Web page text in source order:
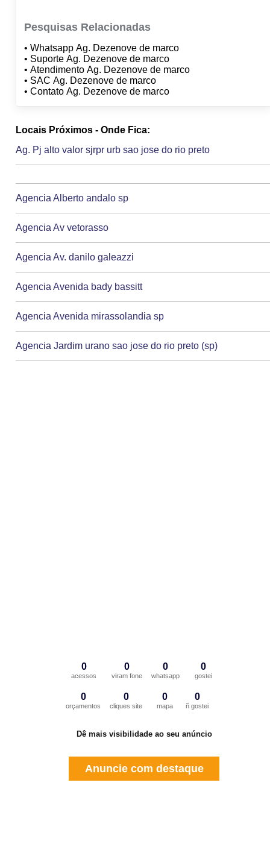
Pesquisas Relacionadas
• Whatsapp Ag. Dezenove de marco
• Suporte Ag. Dezenove de marco
• Atendimento Ag. Dezenove de marco
• SAC Ag. Dezenove de marco
• Contato Ag. Dezenove de marco
Locais Próximos - Onde Fica:
Ag. Pj alto valor sjrpr urb sao jose do rio preto
Agencia Alberto andalo sp
Agencia Av vetorasso
Agencia Av. danilo galeazzi
Agencia Avenida bady bassitt
Agencia Avenida mirassolandia sp
Agencia Jardim urano sao jose do rio preto (sp)
0
acessos
0
viram fone
0
whatsapp
0
gostei
0
orçamentos
0
cliques site
0
mapa
0
ñ gostei
Dê mais visibilidade ao seu anúncio
Anuncie com destaque